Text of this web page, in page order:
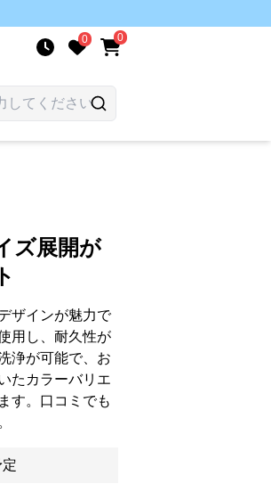
0 0
ズ展開が
ザインが魅力で
用し、耐久性が
浄が可能で、お
たカラーバリエ
す。口コミでも